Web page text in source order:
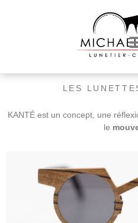
LES
KANTÉ est un concept, une
le